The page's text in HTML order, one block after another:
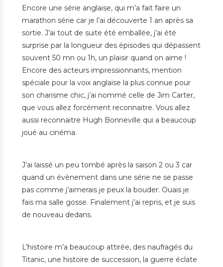
Encore une série anglaise, qui m’a fait faire un
marathon série car je l’ai découverte 1 an après sa
sortie. J’ai tout de suite été emballée, j’ai été
surprise par la longueur des épisodes qui dépassent
souvent 50 mn ou 1h, un plaisir quand on aime !
Encore des acteurs impressionnants, mention
spéciale pour la voix anglaise la plus connue pour
son charisme chic, j’ai nommé celle de Jim Carter,
que vous allez forcément reconnaitre. Vous allez
aussi reconnaitre Hugh Bonneville qui a beaucoup
joué au cinéma.
J’ai laissé un peu tombé après la saison 2 ou 3 car
quand un évènement dans une série ne se passe
pas comme j’aimerais je peux la bouder. Ouais je
fais ma salle gosse. Finalement j’ai repris, et je suis
de nouveau dedans.
L’histoire m’a beaucoup attirée, des naufragés du
Titanic, une histoire de succession, la guerre éclate